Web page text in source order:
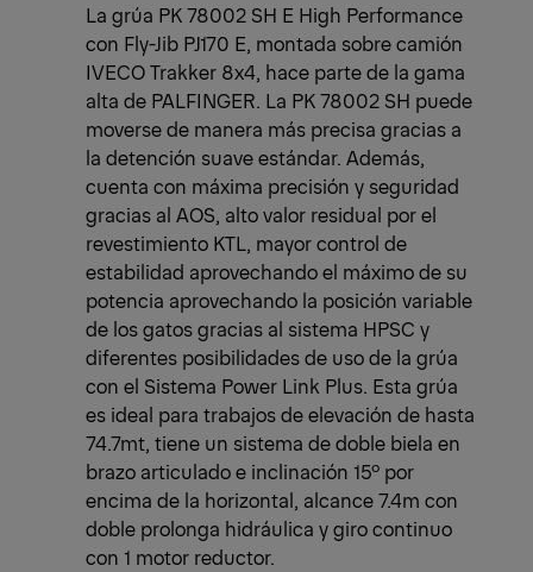
La grúa PK 78002 SH E High Performance
con Fly-Jib PJ170 E, montada sobre camión
IVECO Trakker 8x4, hace parte de la gama
alta de PALFINGER. La PK 78002 SH puede
moverse de manera más precisa gracias a
la detención suave estándar. Además,
cuenta con máxima precisión y seguridad
gracias al AOS, alto valor residual por el
revestimiento KTL, mayor control de
estabilidad aprovechando el máximo de su
potencia aprovechando la posición variable
de los gatos gracias al sistema HPSC y
diferentes posibilidades de uso de la grúa
con el Sistema Power Link Plus. Esta grúa
es ideal para trabajos de elevación de hasta
74.7mt, tiene un sistema de doble biela en
brazo articulado e inclinación 15º por
encima de la horizontal, alcance 7.4m con
doble prolonga hidráulica y giro continuo
con 1 motor reductor.